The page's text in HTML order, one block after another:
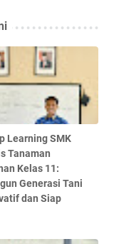
Learning SMK
Tanaman
Kelas 11:
Generasi Tani
dan Siap